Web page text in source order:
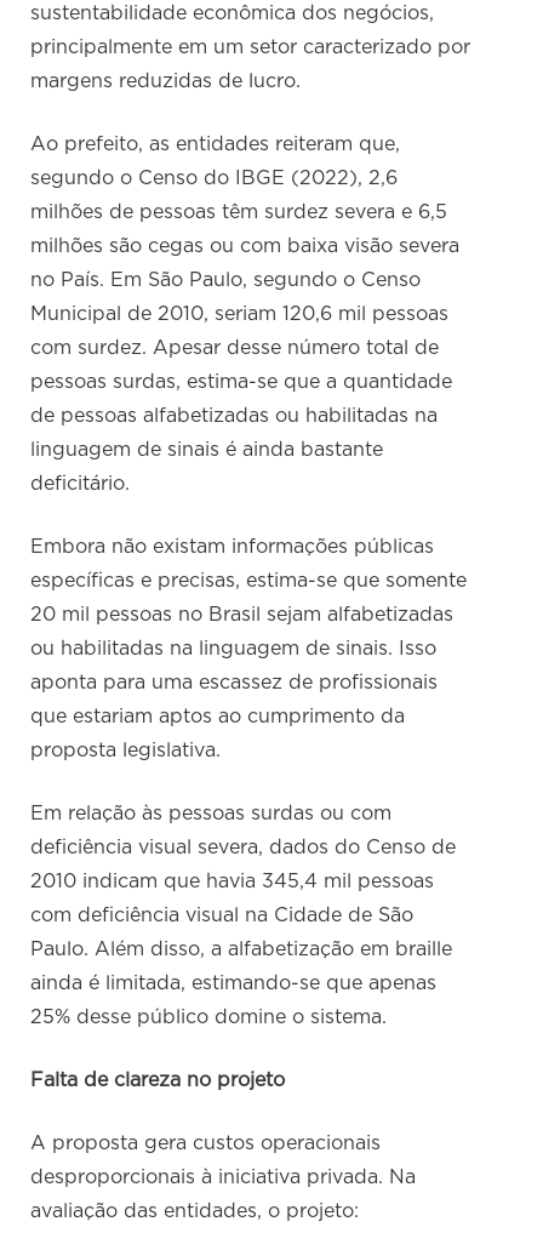
sustentabilidade econômica dos negócios,
principalmente em um setor caracterizado por
margens reduzidas de lucro.
Ao prefeito, as entidades reiteram que,
segundo o Censo do IBGE (2022), 2,6
milhões de pessoas têm surdez severa e 6,5
milhões são cegas ou com baixa visão severa
no País. Em São Paulo, segundo o Censo
Municipal de 2010, seriam 120,6 mil pessoas
com surdez. Apesar desse número total de
pessoas surdas, estima-se que a quantidade
de pessoas alfabetizadas ou habilitadas na
linguagem de sinais é ainda bastante
deficitário.
Embora não existam informações públicas
específicas e precisas, estima-se que somente
20 mil pessoas no Brasil sejam alfabetizadas
ou habilitadas na linguagem de sinais. Isso
aponta para uma escassez de profissionais
que estariam aptos ao cumprimento da
proposta legislativa.
Em relação às pessoas surdas ou com
deficiência visual severa, dados do Censo de
2010 indicam que havia 345,4 mil pessoas
com deficiência visual na Cidade de São
Paulo. Além disso, a alfabetização em braille
ainda é limitada, estimando-se que apenas
25% desse público domine o sistema.
Falta de clareza no projeto
A proposta gera custos operacionais
desproporcionais à iniciativa privada. Na
avaliação das entidades, o projeto: